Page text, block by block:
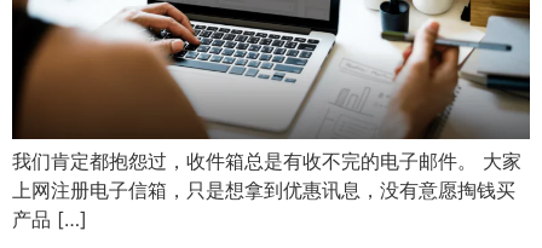
我们肯定都抱怨过，收件箱总是有收不完的电子邮件。 大家
上网注册电子信箱，只是想拿到优惠讯息，没有意愿掏钱买
产品 […]